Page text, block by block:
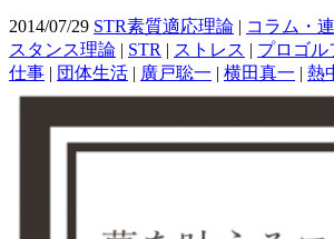
2014/07/29 STR素質適応理論 | コラム・
スタンス理論 | STR | ストレス | プロゴル
仕事 | 団体生活 | 廣戸聡一 | 横田真一 | 熱